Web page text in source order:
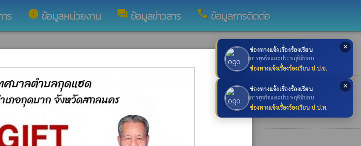
✕
ช่องทางแจ้งเรื่องร้องเรียน
การทุจริตและประพฤติมิชอบ
ช่องทางแจ้งเรื่องร้องเรียน ป.ป.ช.
✕
ช่องทางแจ้งเรื่องร้องเรียน
การทุจริตและประพฤติมิชอบ
ช่องทางแจ้งเรื่องร้องเรียน ป.ป.ท.
ร info ข้อมูลหน่วยงาน forum ข้อมูลข่าวสาร call ข้อมูลการติดต่อ
หว่างเดือน กรกฎาคม ถึง กันยายน 2568 ประจำปีการศึกษาที่ 1/2568 โดยวิธีเฉพาะเจาะจง
จง